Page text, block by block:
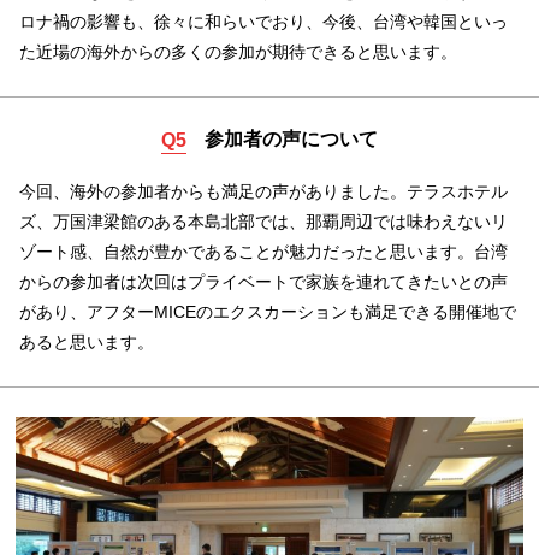
ロナ禍の影響も、徐々に和らいでおり、今後、台湾や韓国といっ
た近場の海外からの多くの参加が期待できると思います。
Q5 参加者の声について
今回、海外の参加者からも満足の声がありました。テラスホテル
ズ、万国津梁館のある本島北部では、那覇周辺では味わえないリ
ゾート感、自然が豊かであることが魅力だったと思います。台湾
からの参加者は次回はプライベートで家族を連れてきたいとの声
があり、アフターMICEのエクスカーションも満足できる開催地で
あると思います。